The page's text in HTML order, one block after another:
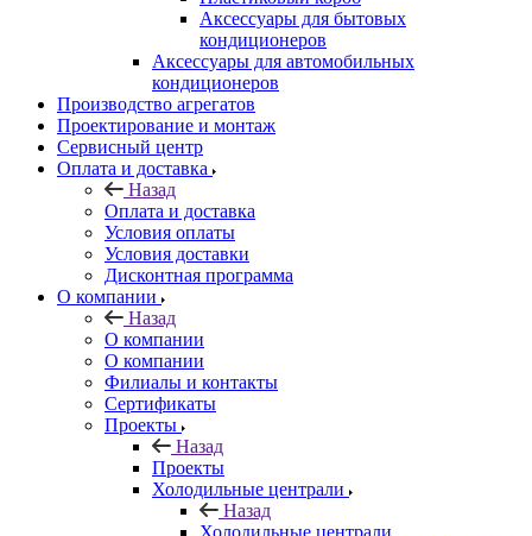
Аксессуары для бытовых
кондиционеров
Аксессуары для автомобильных
кондиционеров
Производство агрегатов
Проектирование и монтаж
Сервисный центр
Оплата и доставка
Назад
Оплата и доставка
Условия оплаты
Условия доставки
Дисконтная программа
О компании
Назад
О компании
О компании
Филиалы и контакты
Сертификаты
Проекты
Назад
Проекты
Холодильные централи
Назад
Холодильные централи